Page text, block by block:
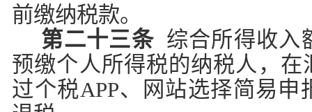
前缴纳税款。
第二十三条 综合所得收入
预缴个人所得税的纳税人，在
过个税APP、网站选择简易申